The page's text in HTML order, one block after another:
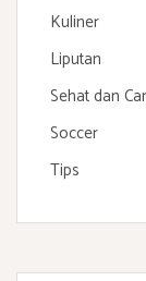
Kuliner
Liputan
Sehat dan
Soccer
Tips